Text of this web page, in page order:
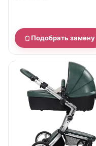
Подобрать замену